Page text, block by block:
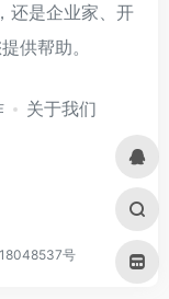
还是企业家、开
供帮助。
关于我们
号